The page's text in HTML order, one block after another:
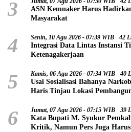
3
ASN Kemnaker Harus
Masyarakat
4 Senin, 10 Agu 2026 - 07:39 WIB 42
Integrasi Data Lintas Instansi
Ketenagakerjaan
5 Kamis, 06 Agu 2026 - 07:34 WIB 40
Usai Sosialisasi Bahanya
Haris Tinjau Lokasi
6 Jumat, 07 Agu 2026 - 07:15 WIB 39
Kata Bupati M. Syukur
Kritik, Namun Pers Juga